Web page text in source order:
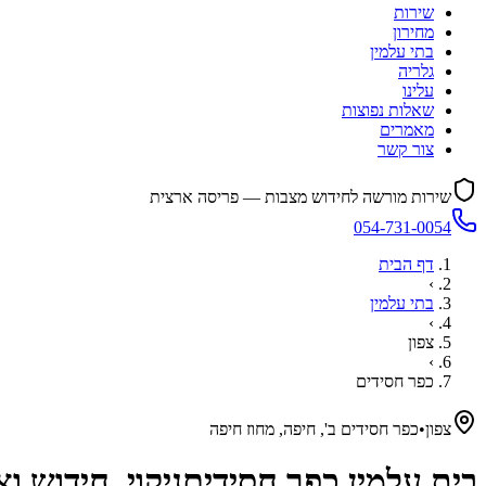
שירות
מחירון
בתי עלמין
גלריה
עלינו
שאלות נפוצות
מאמרים
צור קשר
שירות מורשה לחידוש מצבות — פריסה ארצית
054-731-0054
דף הבית
›
בתי עלמין
›
צפון
›
כפר חסידים
צפון•כפר חסידים ב', חיפה, מחוז חיפה